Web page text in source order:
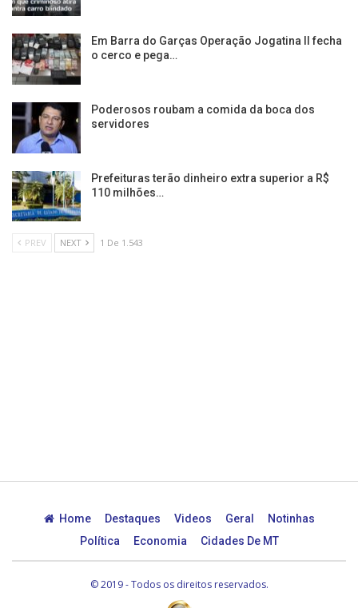
Em Barra do Garças Operação Jogatina II fecha
o cerco e pega…
Poderosos roubam a comida da boca dos
servidores
Prefeituras terão dinheiro extra superior a R$
110 milhões…
PREV NEXT 1 De 1.543
Home Destaques Videos Geral
Notinhas
Política
Economia Cidades De MT
© 2019 - Todos os direitos reservados.